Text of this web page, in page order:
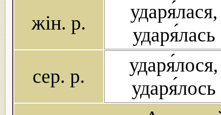
жін. р.
ударя́лася,
ударя́лась
сер. р.
ударя́лося,
ударя́лось